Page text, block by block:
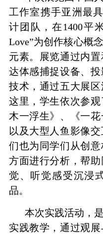
工作室携手亚洲最
计团队，在1400平
Love”为创作核心概
元素。展览通过内
达体感捕捉设备、
技术，通过五大展
这里，学生依次参
木一浮生》、《一花
以及大型人鱼影像
们也为同学们从创
方面进行分析，帮
觉、听觉感受沉浸
品。
本次实践活动，
实践教学，通过观